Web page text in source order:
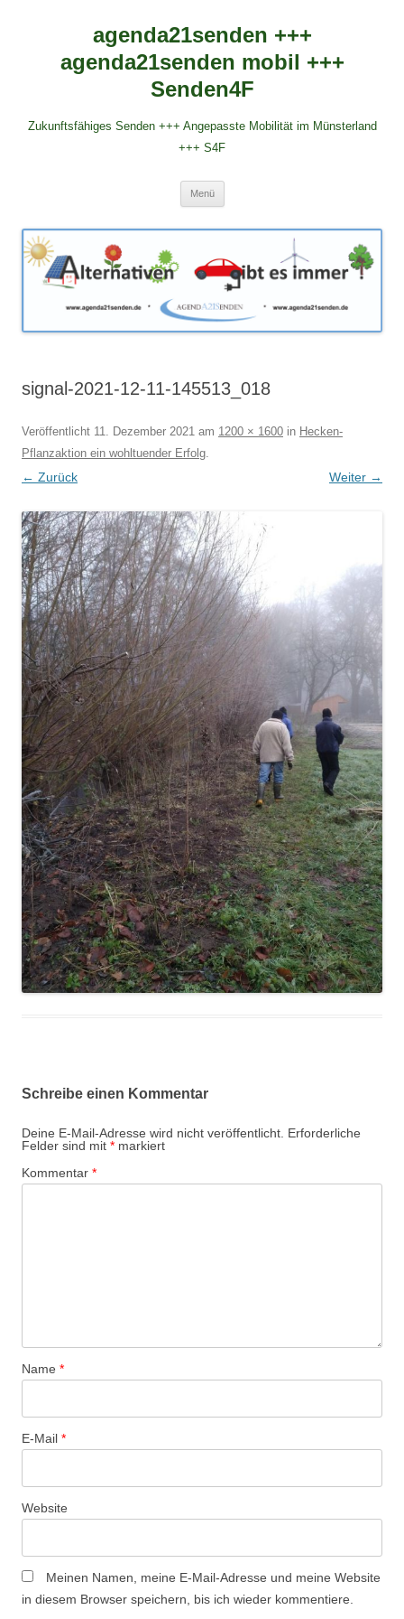
agenda21senden +++
agenda21senden mobil +++
Senden4F
Zukunftsfähiges Senden +++ Angepasste Mobilität im Münsterland
+++ S4F
Menü
signal-2021-12-11-145513_018
Veröffentlicht 11. Dezember 2021 am 1200 × 1600 in Hecken-
Pflanzaktion ein wohltuender Erfolg
← Zurück Weiter →
Schreibe einen Kommentar
Deine E-Mail-Adresse wird nicht veröffentlicht. Erforderliche
Felder sind mit * markiert
Kommentar *
Name *
E-Mail *
Website
Meinen Namen, meine E-Mail-Adresse und meine Website
in diesem Browser speichern, bis ich wieder kommentiere.